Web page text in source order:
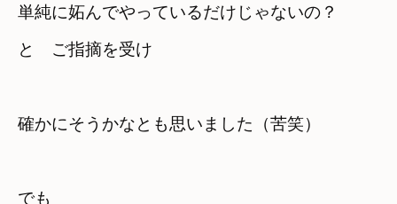
単純に妬んでやっているだけじゃないの？
と　ご指摘を受け
確かにそうかなとも思いました（苦笑）